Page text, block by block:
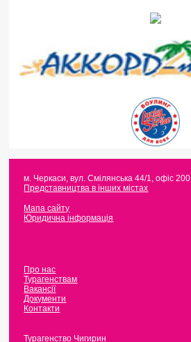
м. Черкаси,вул. Смілянська 44/1, офіс 200
Представництва в інших містах
Мапа сайту
Юридична інформація
Про нас
Турагенствам
Вакансії
Документи
Контакти
Турагенство Чигирин